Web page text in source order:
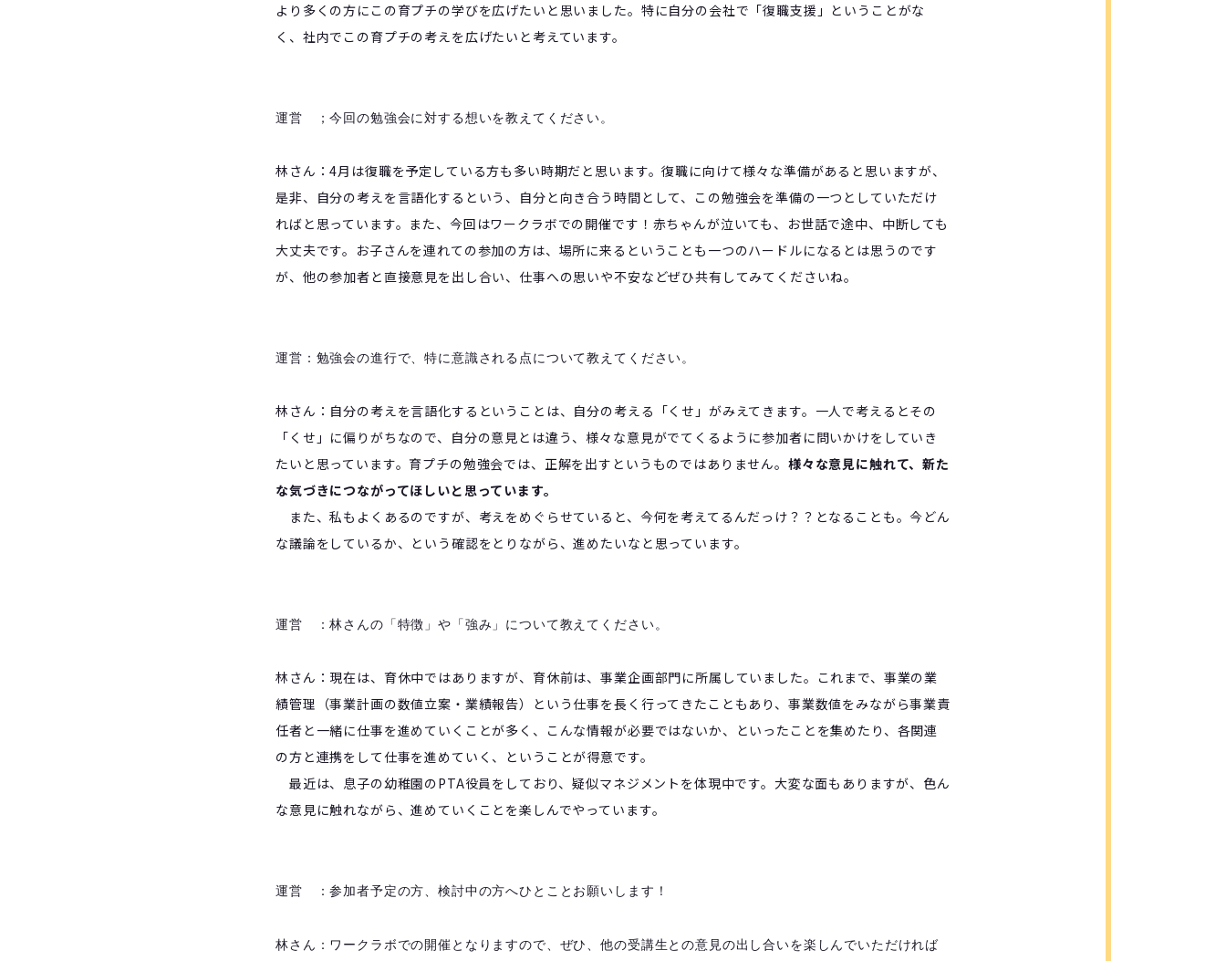
より多くの方にこの育プチの学びを広げたいと思いました。特に自分の会社で「復職支援」ということがな
く、社内でこの育プチの考えを広げたいと考えています。
運営 ；今回の勉強会に対する想いを教えてください。
林さん：4月 は復職を予定している方も多い時期だと思います。復職に向けて様々な準備があると思いますが、
是非、自分の考えを言語化するという、自分と向き合う時間として、この勉強会を準備の一つとしていただけ
ればと思っています。 また、今回はワークラボでの開催です！赤ちゃんが泣いても、お世話で途中、中断しても
大丈夫です。お子さんを連れての参加の方は、場所に来るということも一つのハードルになるとは思うのです
が、他の参加者と直接意見を出し合い、仕事への思いや不安などぜひ共有してみてくださいね。
運営：勉強会の進行で、特に意識される点について教えてください。
林さん：自分の考えを言語化するということは、自分の考える「くせ」がみえてきます。一人で考えるとその
「くせ」に偏りがちなので、自分の意見とは違う、様々な意見がでてくるように参加者に問いかけをしていき
たいと思っています。育プチの勉強会では、正解を出すというものではありません。 様々な意見に触れて、新た
な気づきにつながってほしいと思っています。
また、私もよくあるのですが、考えをめぐらせていると、今何を考えてるんだっけ？？となることも。今どん
な議論をしているか、という確認をとりながら、進めたいなと思っています。
運営 ：林さんの「特徴」や「強み」について教えてください。
林さん：現在は、育休中ではありますが、育休前は、事業企画部門に所属していました。これまで、事業の業
績管理（事業計画の数値立案・業績報告）という仕事を長く行ってきたこともあり、事業数値をみながら事業責
任者と一緒に仕事を進めていくことが多く、こんな情報が必要ではないか、といったことを集めたり、各関連
の方と連携をして仕事を進めていく、ということが得意です。
最近は、息子の幼稚園のPTA役員をしており、疑似マネジメントを体現中です。大変な面もありますが、色ん
な意見に触れながら、進めていくことを楽しんでやっています。
運営 ：参加者予定の方、検討中の方へひとことお願いします！
林さん：ワークラボでの開催となりますので、ぜひ、他の受講生との意見の出し合いを楽しんでいただければ